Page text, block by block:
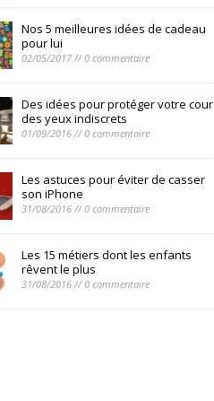
Nos 5 meilleures idées de cadeau
pour lui
02/05/2017 // 0 commentaire
Des idées pour protéger votre cour
des yeux indiscrets
01/09/2016 // 0 commentaire
Les astuces pour éviter de casser
son iPhone
31/08/2016 // 0 commentaire
Les 15 métiers dont les enfants
rêvent le plus
31/08/2016 // 0 commentaire